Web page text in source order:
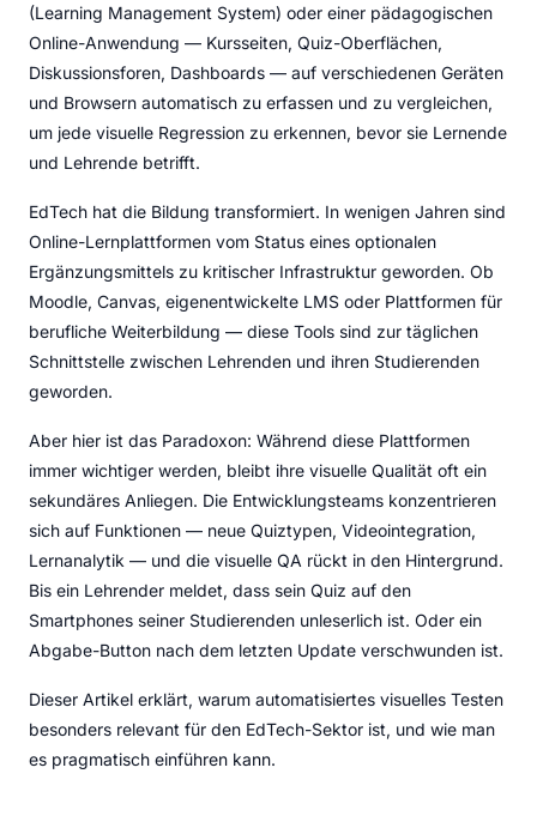
(Learning Management System) oder einer pädagogischen
Online-Anwendung — Kursseiten, Quiz-Oberflächen,
Diskussionsforen, Dashboards — auf verschiedenen Geräten
und Browsern automatisch zu erfassen und zu vergleichen,
um jede visuelle Regression zu erkennen, bevor sie Lernende
und Lehrende betrifft.
EdTech hat die Bildung transformiert. In wenigen Jahren sind
Online-Lernplattformen vom Status eines optionalen
Ergänzungsmittels zu kritischer Infrastruktur geworden. Ob
Moodle, Canvas, eigenentwickelte LMS oder Plattformen für
berufliche Weiterbildung — diese Tools sind zur täglichen
Schnittstelle zwischen Lehrenden und ihren Studierenden
geworden.
Aber hier ist das Paradoxon: Während diese Plattformen
immer wichtiger werden, bleibt ihre visuelle Qualität oft ein
sekundäres Anliegen. Die Entwicklungsteams konzentrieren
sich auf Funktionen — neue Quiztypen, Videointegration,
Lernanalytik — und die visuelle QA rückt in den Hintergrund.
Bis ein Lehrender meldet, dass sein Quiz auf den
Smartphones seiner Studierenden unleserlich ist. Oder ein
Abgabe-Button nach dem letzten Update verschwunden ist.
Dieser Artikel erklärt, warum automatisiertes visuelles Testen
besonders relevant für den EdTech-Sektor ist, und wie man
es pragmatisch einführen kann.